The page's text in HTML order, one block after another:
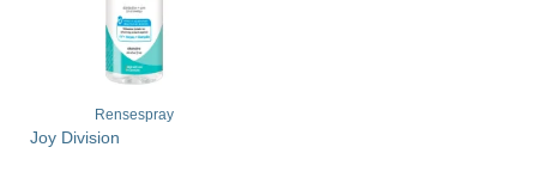
Rensespray
Joy Division